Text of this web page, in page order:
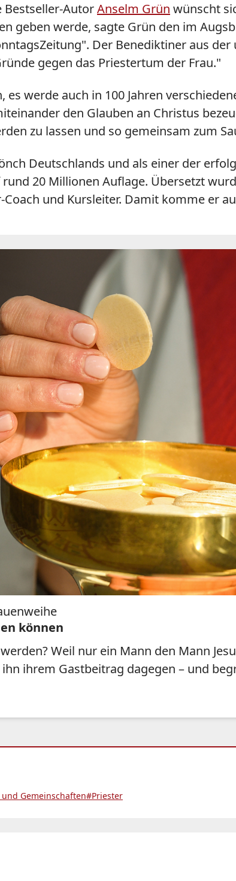
Bestseller-AutorAnselm Grün wünscht
geben werde, sagte Grün den im
Der Benediktiner aus
gegen das Priestertum der Frau."
werde auch in 100 Jahren
den Glauben an Christus
zu lassen und so gemeinsam zum
Deutschlands und als einer der
20 Millionen Auflage. Übersetzt
und Kursleiter. Damit komme er
können
Weil nur ein Mann den Mann
ihrem Gastbeitrag dagegen – und
Gemeinschaften#Priester